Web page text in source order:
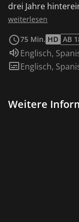
drei Jahre
Smaragddreieck
die Geschichte,
innerhalb des
Wort
Marihuana in der
weiterlesen
75 Min. HD AB
Sprache:
Englisch,
Untertitel:
Englisch,
Weitere